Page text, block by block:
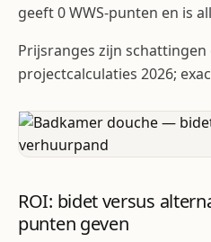
geeft 0 WWS-punten en is
Prijsranges zijn
projectcalculaties 2026;
ROI: bidet versus
punten geven